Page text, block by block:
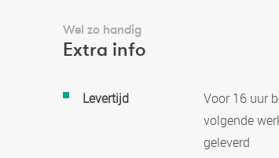
Wel zo handig
Extra info
Meer
informatie
Levertijd
Voor 16 uur
volgende
geleverd